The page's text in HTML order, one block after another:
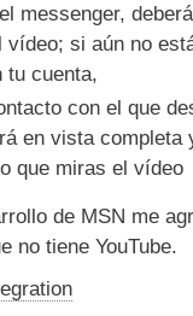
messenger,
si aún no
tu cuenta,
con el que
en vista completa
que miras el vídeo
de MSN me
no tiene YouTube.